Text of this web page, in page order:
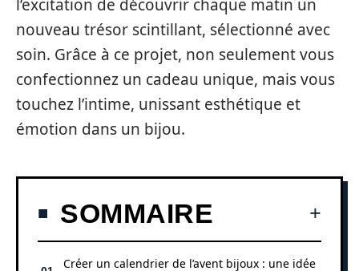
l’excitation de découvrir chaque matin un
nouveau trésor scintillant, sélectionné avec
soin. Grâce à ce projet, non seulement vous
confectionnez un cadeau unique, mais vous
touchez l’intime, unissant esthétique et
émotion dans un bijou.
SOMMAIRE
Créer un calendrier de l’avent bijoux : une idée